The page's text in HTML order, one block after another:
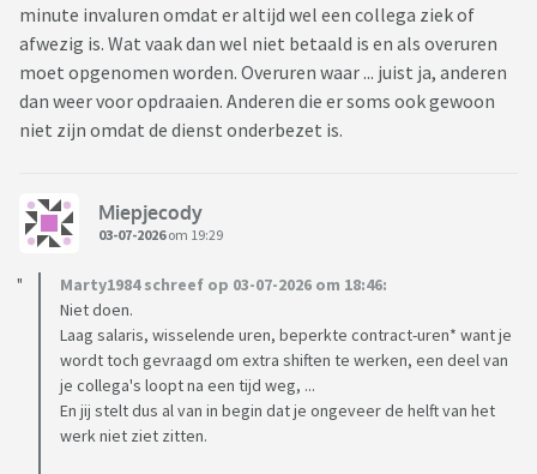
minute invaluren omdat er altijd wel een collega ziek of
afwezig is. Wat vaak dan wel niet betaald is en als overuren
moet opgenomen worden. Overuren waar ... juist ja, anderen
dan weer voor opdraaien. Anderen die er soms ook gewoon
niet zijn omdat de dienst onderbezet is.
Miepjecody
03-07-2026om 19:29
Marty1984 schreef op 03-07-2026 om 18:46:
Niet doen.
Laag salaris, wisselende uren, beperkte contract-uren* want je
wordt toch gevraagd om extra shiften te werken, een deel van
je collega's loopt na een tijd weg, ...
En jij stelt dus al van in begin dat je ongeveer de helft van het
werk niet ziet zitten.